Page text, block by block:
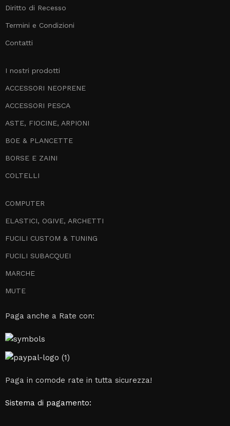
Diritto di Recesso
Termini e Condizioni
Contatti
I nostri prodotti
ACCESSORI NEOPRENE
ACCESSORI PESCA
ASTE, FIOCINE, ARPIONI
BOE & PLANCETTE
BORSE E ZAINI
COLTELLI
COMPUTER
ELASTICI, OGIVE, ARCHETTI
FUCILI CUSTOM & TUNING
FUCILI SUBACQUEI
MARCHE
MUTE
Paga anche a Rate con:
Paga in comode rate in tutta sicurezza!
Sistema di pagamento: